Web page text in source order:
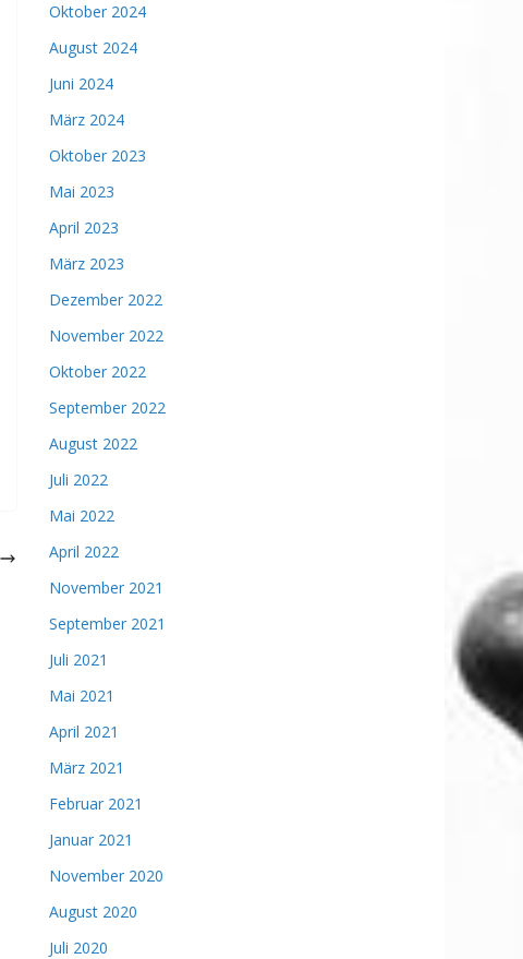
Oktober 2024
August 2024
Juni 2024
März 2024
Oktober 2023
Mai 2023
April 2023
März 2023
Dezember 2022
November 2022
Oktober 2022
September 2022
August 2022
Juli 2022
Mai 2022
April 2022
November 2021
September 2021
Juli 2021
Mai 2021
April 2021
März 2021
Februar 2021
Januar 2021
November 2020
August 2020
Juli 2020